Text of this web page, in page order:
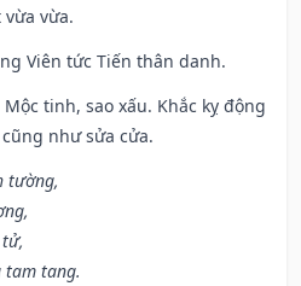
vừa.
Viên tức Tiến thân danh.
tinh, sao xấu. Khắc kỵ động
như sửa cửa.
tường,
tang.